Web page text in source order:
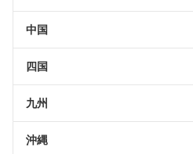
中国
四国
九州
沖縄